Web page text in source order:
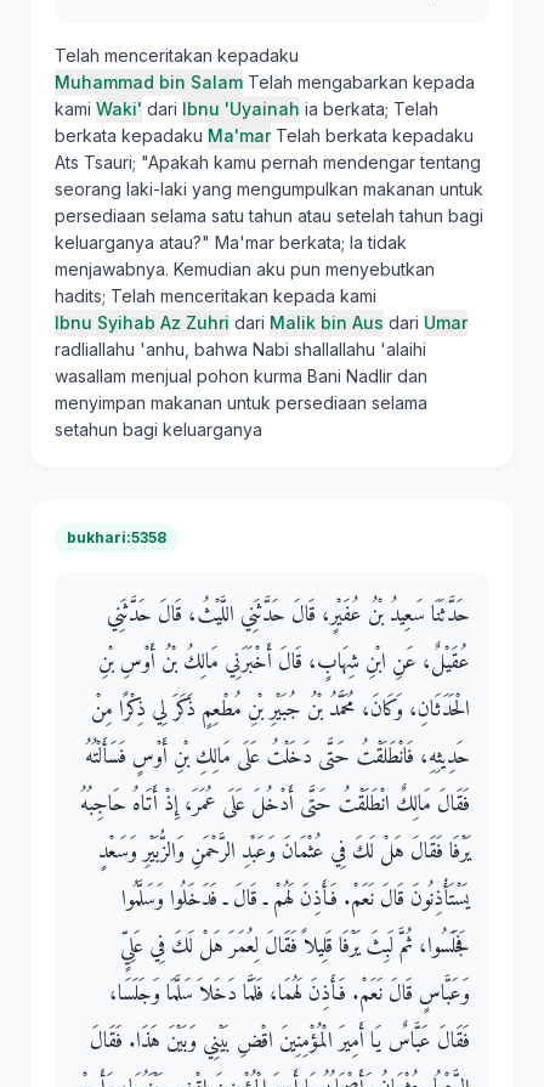
Telah menceritakan kepadaku
Muhammad bin Salam Telah mengabarkan kepada
kami Waki' dari Ibnu 'Uyainah ia berkata; Telah
berkata kepadaku Ma'marTelah berkata kepadaku
Ats Tsauri; "Apakah kamu pernah mendengar tentang
seorang laki-laki yang mengumpulkan makanan untuk
persediaan selama satu tahun atau setelah tahun bagi
keluarganya atau?" Ma'mar berkata; Ia tidak
menjawabnya. Kemudian aku pun menyebutkan
hadits; Telah menceritakan kepada kami
Ibnu Syihab Az Zuhri dari Malik bin Aus dari Umar
radliallahu 'anhu, bahwa Nabi shallallahu 'alaihi
wasallam menjual pohon kurma Bani Nadlir dan
menyimpan makanan untuk persediaan selama
setahun bagi keluarganya
bukhari:5358
حَدَّثَنَا سَعِيدُ بْنُ عُفَيْرٍ، قَالَ حَدَّثَنِي اللَّيْثُ، قَالَ حَدَّثَنِي
عُقَيْلٌ، عَنِ ابْنِ شِهَابٍ، قَالَ أَخْبَرَنِي مَالِكُ بْنُ أَوْسِ بْنِ
الْحَدَثَانِ، وَكَانَ، مُحَمَّدُ بْنُ جُبَيْرِ بْنِ مُطْعِمٍ ذَكَرَ لِي ذِكْرًا مِنْ
حَدِيثِهِ، فَانْطَلَقْتُ حَتَّى دَخَلْتُ عَلَى مَالِكِ بْنِ أَوْسٍ فَسَأَلْتُهُ
فَقَالَ مَالِكٌ انْطَلَقْتُ حَتَّى أَدْخُلَ عَلَى عُمَرَ، إِذْ أَتَاهُ حَاجِبُهُ
يَرْفَا فَقَالَ هَلْ لَكَ فِي عُثْمَانَ وَعَبْدِ الرَّحْمَنِ وَالزُّبَيْرِ وَسَعْدٍ
يَسْتَأْذِنُونَ قَالَ نَعَمْ‏.‏ فَأَذِنَ لَهُمْ ـ قَالَ ـ فَدَخَلُوا وَسَلَّمُوا
فَجَلَسُوا، ثُمَّ لَبِثَ يَرْفَا قَلِيلاً فَقَالَ لِعُمَرَ هَلْ لَكَ فِي عَلِيٍّ
وَعَبَّاسٍ قَالَ نَعَمْ‏.‏ فَأَذِنَ لَهُمَا، فَلَمَّا دَخَلاَ سَلَّمَا وَجَلَسَا،
فَقَالَ عَبَّاسٌ يَا أَمِيرَ الْمُؤْمِنِينَ اقْضِ بَيْنِي وَبَيْنَ هَذَا‏.‏ فَقَالَ